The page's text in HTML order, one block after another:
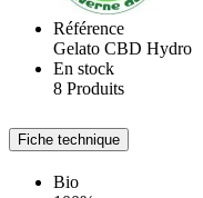
Référence
Gelato CBD Hydro
En stock
8 Produits
Fiche technique
Bio